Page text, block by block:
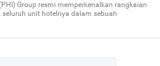
Group resmi memperkenalkan rangkaian
seluruh unit hotelnya dalam sebuah